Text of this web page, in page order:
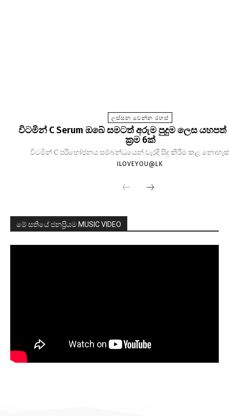
ලස්සන වෙන්න රහස්
විටමින් C Serum ඔබේ සමටත් අරුම පුදුම ලෙස යහපත්
ක්‍රම 6ක්
විටමින් C පරිභෝජනය සම්බන්ධයෙන් වැරදි සිදු කිරීම කළ
ILOVEYOU@LK
මේ සතියේ ජනප්‍රියම MUSIC VIDEO